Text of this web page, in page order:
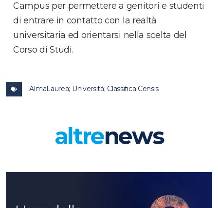
Campus per permettere a genitori e studenti
di entrare in contatto con la realtà
universitaria ed orientarsi nella scelta del
Corso di Studi.
AlmaLaurea; Università; Classifica Censis
altrenews